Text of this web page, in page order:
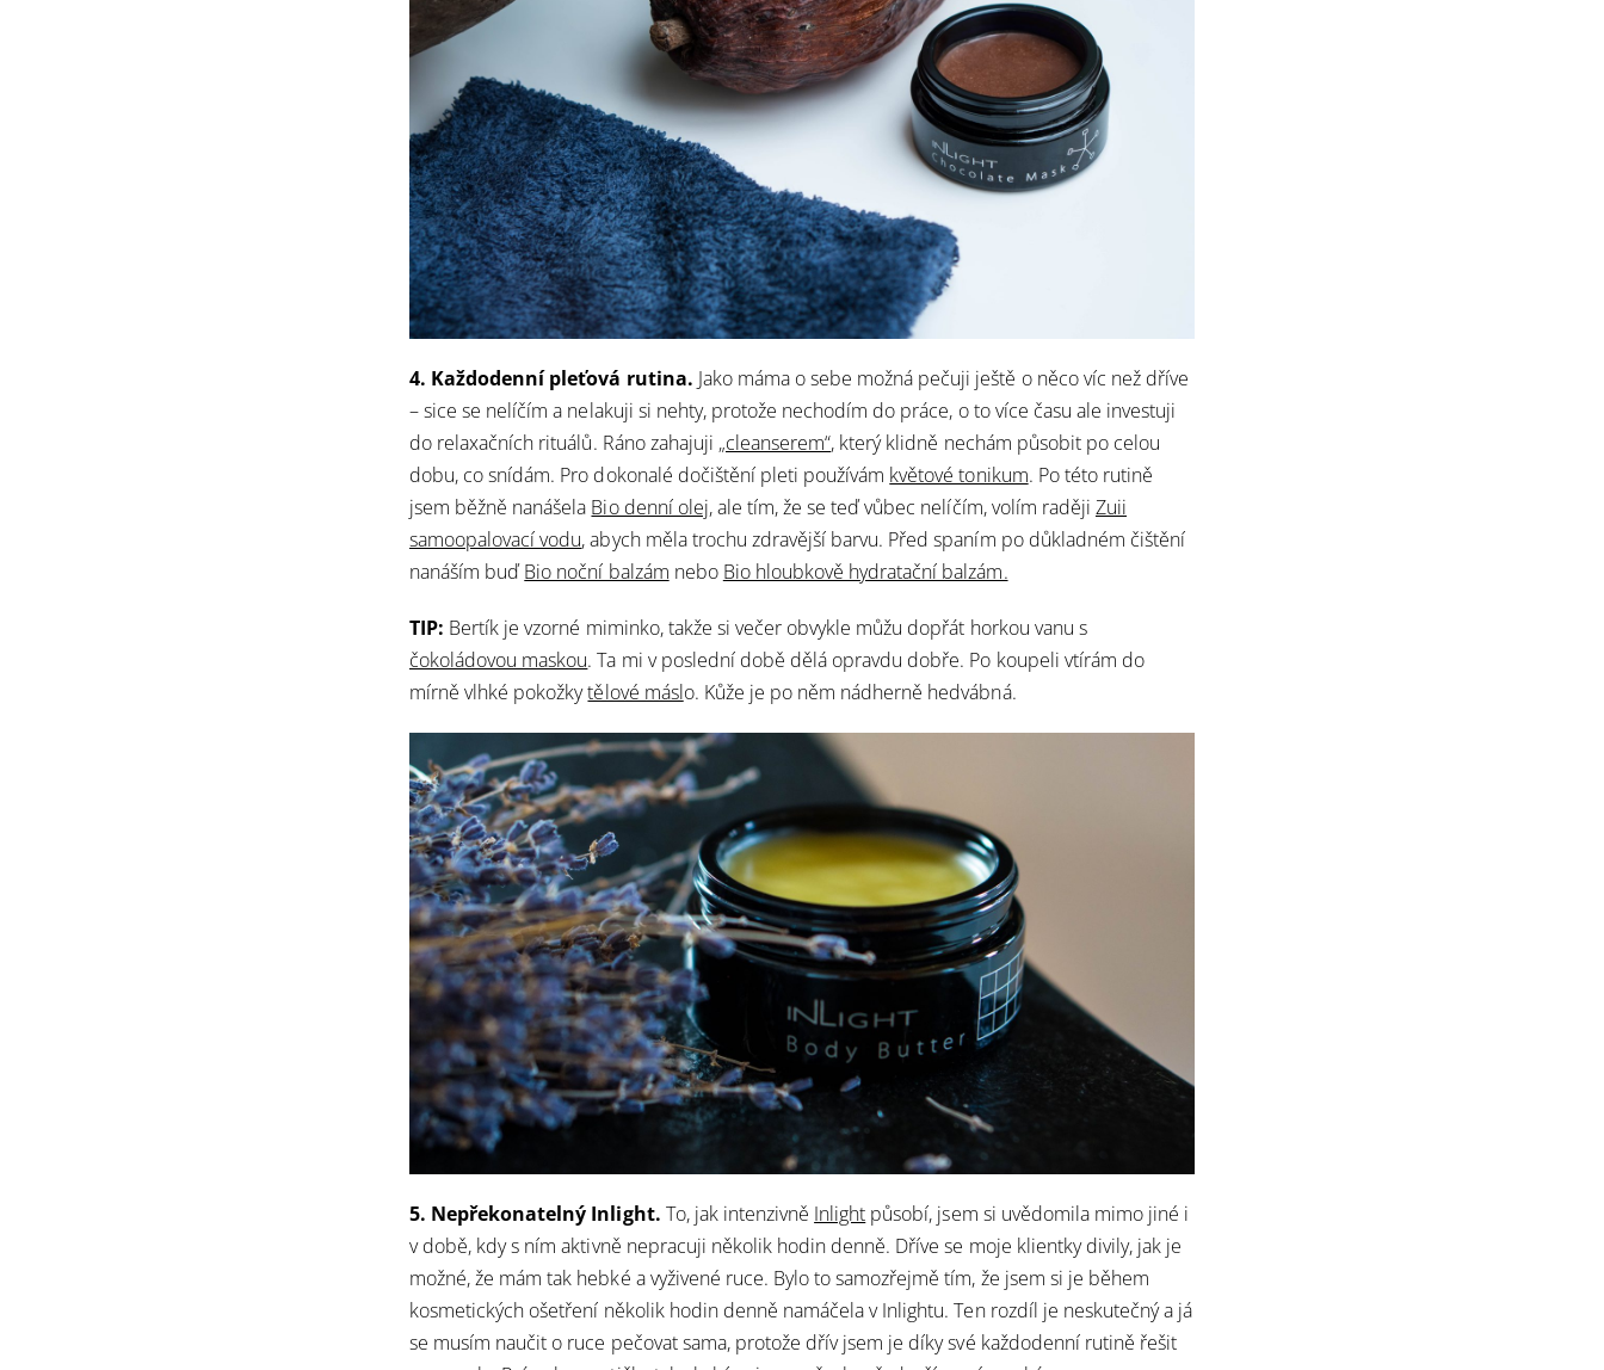
4. Každodenní pleťová rutina. Jako máma o sebe možná pečuji ještě o něco víc než dříve
– sice se nelíčím a nelakuji si nehty, protože nechodím do práce, o to více času ale investuji
do relaxačních rituálů. Ráno zahajuji „cleanserem“, který klidně nechám působit po celou
dobu, co snídám. Pro dokonalé dočištění pleti používám květové tonikum. Po této rutině
jsem běžně nanášela Bio denní olej, ale tím, že se teď vůbec nelíčím, volím raději Zuii
samoopalovací vodu, abych měla trochu zdravější barvu. Před spaním po důkladném čištění
nanáším buďBio noční balzám nebo Bio hloubkově hydratační balzám.
TIP: Bertík je vzorné miminko, takže si večer obvykle můžu dopřát horkou vanu s
čokoládovou maskou. Ta mi v poslední době dělá opravdu dobře. Po koupeli vtírám do
mírně vlhké pokožkytělové máslo. Kůže je po něm nádherně hedvábná.
5. Nepřekonatelný Inlight. To, jak intenzivně Inlight působí, jsem si uvědomila mimo jiné i
v době, kdy s ním aktivně nepracuji několik hodin denně. Dříve se moje klientky divily, jak je
možné, že mám tak hebké a vyživené ruce. Bylo to samozřejmě tím, že jsem si je během
kosmetických ošetření několik hodin denně namáčela v Inlightu. Ten rozdíl je neskutečný a já
se musím naučit o ruce pečovat sama, protože dřív jsem je díky své každodenní rutině řešit